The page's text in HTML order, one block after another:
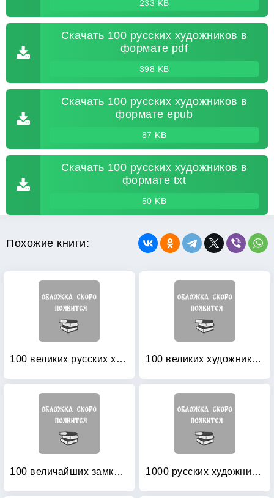
233 KB
Скачать 100 русских художников в
формате pdf
398 KB
Скачать 100 русских художников в
формате epub
87 KB
Скачать 100 русских художников в
формате txt
50 KB
Похожие книги:
100 великих русских художников (кожаный переплет) 100 великих художников: Зарубежные мастера
100 величайших замков, которые необходимо увидеть 1000 русских художников